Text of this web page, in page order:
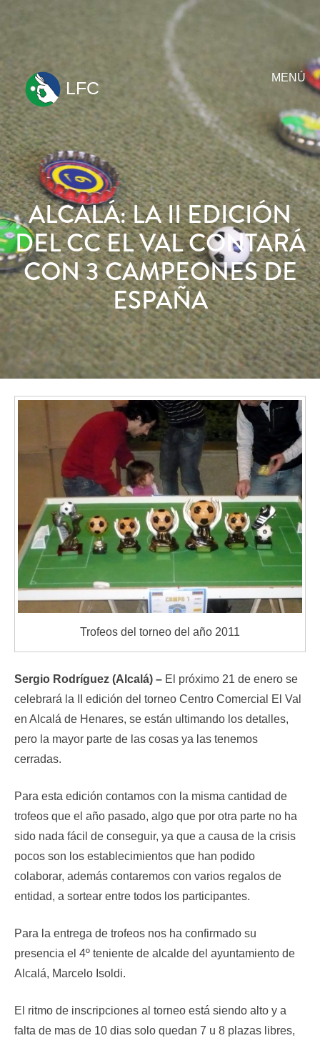
MENÚ
ir
contenido
LFC
ALCALÁ: LA II EDICIÓN
DEL CC EL VAL CONTARÁ
CON 3 CAMPEONES DE
ESPAÑA
Trofeos del torneo del año 2011
Sergio Rodríguez (Alcalá) – El próximo 21 de enero se
celebrará la II edición del torneo Centro Comercial El Val
en Alcalá de Henares, se están ultimando los detalles,
pero la mayor parte de las cosas ya las tenemos
cerradas.
Para esta edición contamos con la misma cantidad de
trofeos que el año pasado, algo que por otra parte no ha
sido nada fácil de conseguir, ya que a causa de la crisis
pocos son los establecimientos que han podido
colaborar, además contaremos con varios regalos de
entidad, a sortear entre todos los participantes.
Para la entrega de trofeos nos ha confirmado su
presencia el 4º teniente de alcalde del ayuntamiento de
Alcalá, Marcelo Isoldi.
El ritmo de inscripciones al torneo está siendo alto y a
falta de mas de 10 dias solo quedan 7 u 8 plazas libres,